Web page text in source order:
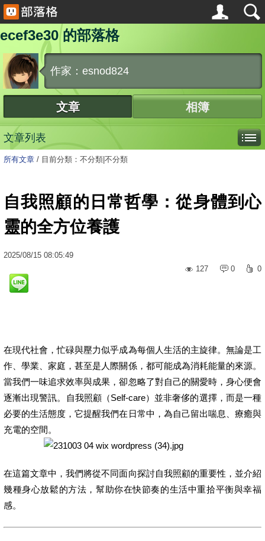
ecef3e30 的部落格
作家：esnod824
文章 相簿
文章列表
所有文章 / 目前分類：不分類|不分類
自我照顧的日常哲學：從身體到心
靈的全方位養護
2025/08/15 08:05:49
127
0 0
在現代社會，忙碌與壓力似乎成為每個人生活的主旋律。無論是工
作、學業、家庭，甚至是人際關係，都可能成為消耗能量的來源。
當我們一味追求效率與成果，卻忽略了對自己的關愛時，身心便會
逐漸出現警訊。自我照顧（Self-care）並非奢侈的選擇，而是一種
必要的生活態度，它提醒我們在日常中，為自己留出喘息、療癒與
充電的空間。
在這篇文章中，我們將從不同面向探討自我照顧的重要性，並介紹
幾種身心放鬆的方法，幫助你在快節奏的生活中重拾平衡與幸福
感。